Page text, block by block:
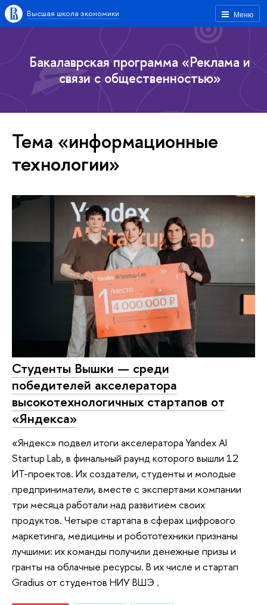
Меню
Высшая школа экономики
Бакалаврская программа «Реклама и
связи с общественностью»
Тема «информационные
технологии»
Студенты Вышки — среди
победителей акселератора
высокотехнологичных стартапов от
«Яндекса»
«Яндекс» подвел итоги акселератора Yandex AI
Startup Lab, в финальный раунд которого вышли 12
ИТ-проектов. Их создатели, студенты и молодые
предприниматели, вместе с экспертами компании
три месяца работали над развитием своих
продуктов. Четыре стартапа в сферах цифрового
маркетинга, медицины и робототехники признаны
лучшими: их команды получили денежные призы и
гранты на облачные ресурсы. В их числе и стартап
Gradius от студентов НИУ ВШЭ .